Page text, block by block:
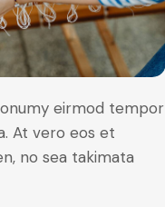
eirmod tempor
At vero eos et
no sea takimata